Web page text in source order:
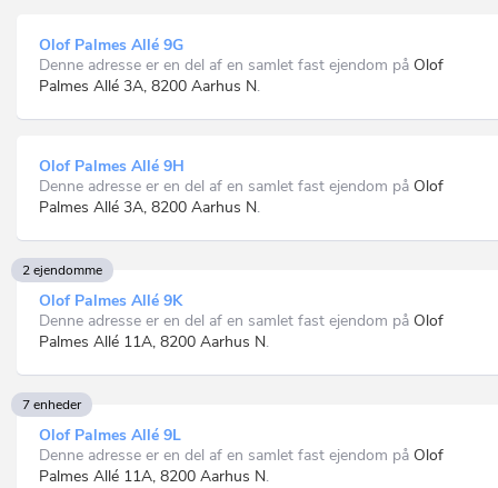
Olof Palmes Allé 9G
Denne adresse er en del af en samlet fast ejendom på Olof
Palmes Allé 3A, 8200 Aarhus N.
Olof Palmes Allé 9H
Denne adresse er en del af en samlet fast ejendom på Olof
Palmes Allé 3A, 8200 Aarhus N.
2 ejendomme
Olof Palmes Allé 9K
Denne adresse er en del af en samlet fast ejendom på Olof
Palmes Allé 11A, 8200 Aarhus N.
7 enheder
Olof Palmes Allé 9L
Denne adresse er en del af en samlet fast ejendom på Olof
Palmes Allé 11A, 8200 Aarhus N.